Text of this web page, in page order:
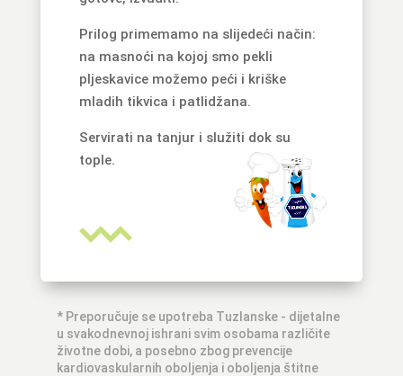
Prilog primemamo na slijedeći način:
na masnoći na kojoj smo pekli
pljeskavice možemo peći i kriške
mladih tikvica i patlidžana.
Servirati na tanjur i služiti dok su
tople.
* Preporučuje se upotreba Tuzlanske - dijetalne
u svakodnevnoj ishrani svim osobama različite
životne dobi, a posebno zbog prevencije
kardiovaskularnih oboljenja i oboljenja štitne